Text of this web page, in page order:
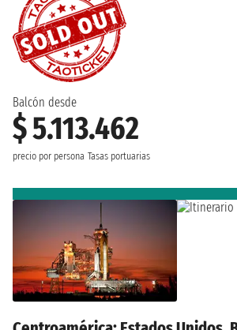
Balcón desde
$ 5.113.462
precio por persona Tasas portuarias